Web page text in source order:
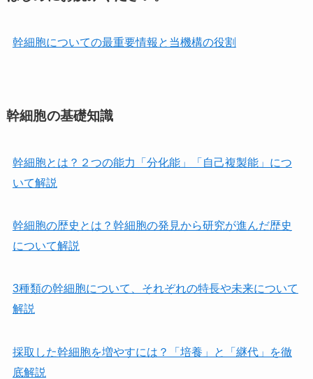
幹細胞についての最重要情報と当機構の役割
幹細胞の基礎知識
幹細胞とは？２つの能力「分化能」「自己複製能」につ
いて解説
幹細胞の歴史とは？幹細胞の発見から研究が進んだ歴史
について解説
3種類の幹細胞について、それぞれの特長や未来について
解説
採取した幹細胞を増やすには？「培養」と「継代」を徹
底解説